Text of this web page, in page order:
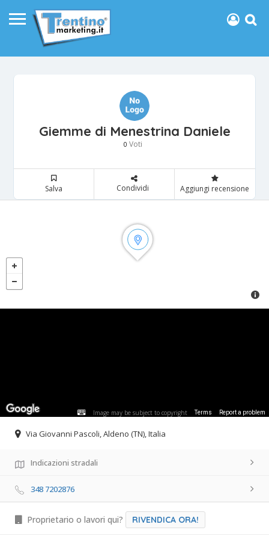
Giemme di Menestrina Daniele
0 Voti
Salva Condividi Aggiungi recensione
Image may be subject to copyright Terms Report a problem
Via Giovanni Pascoli, Aldeno (TN), Italia
Indicazioni stradali
348 7202876
Proprietario o lavori qui? RIVENDICA ORA!